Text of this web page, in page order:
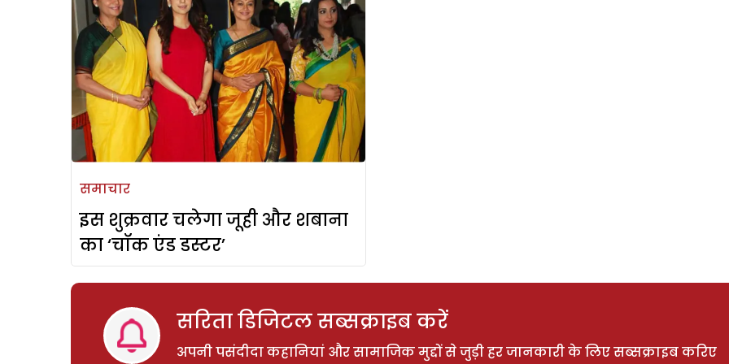
समाचार
इस शुक्रवार चलेगा जूही और शबाना
का ‘चॉक एंड डस्टर’
सरिता डिजिटल सब्सक्राइब करें
अपनी पसंदीदा कहानियां और सामाजिक मुद्दों से जुड़ी हर जानकारी के लिए सब्सक्राइब करिए